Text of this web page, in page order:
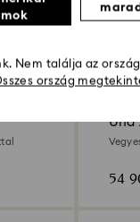
3
Una
54
Nem találja az
ország